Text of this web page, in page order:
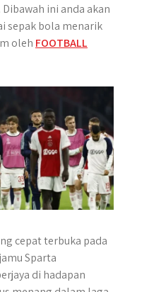
ini anda akan
sepak bola menarik
oleh FOOTBALL
cepat terbuka pada
Sparta
di hadapan